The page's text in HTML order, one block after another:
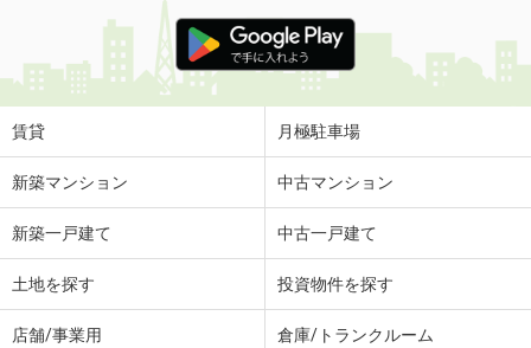
賃貸 月極駐車場
新築マンション 中古マンション
新築一戸建て 中古一戸建て
土地を探す 投資物件を探す
店舗/事業用 倉庫/トランクルーム